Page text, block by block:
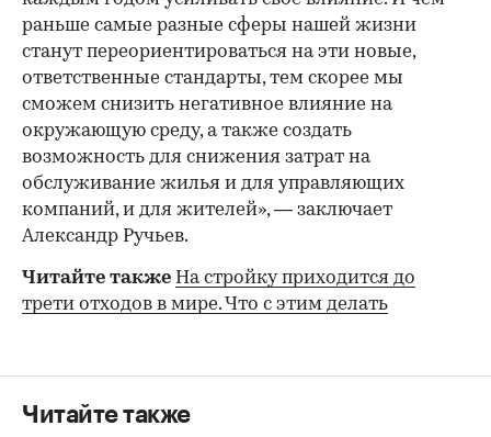
раньше самые разные сферы нашей жизни
станут переориентироваться на эти новые,
ответственные стандарты, тем скорее мы
сможем снизить негативное влияние на
окружающую среду, а также создать
возможность для снижения затрат на
обслуживание жилья и для управляющих
компаний, и для жителей», — заключает
Александр Ручьев.
Читайте также На стройку приходится до
трети отходов в мире. Что с этим делать
Читайте также